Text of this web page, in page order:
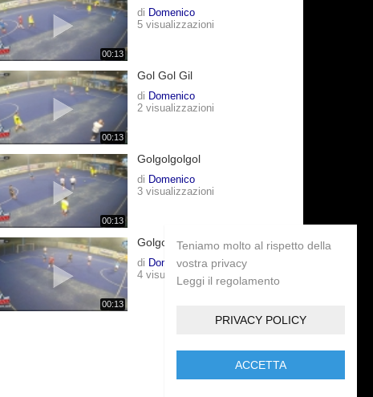
00:13
di Domenico
5 visualizzazioni
00:13
Gol Gol Gil
di Domenico
2 visualizzazioni
00:13
Golgolgolgol
di Domenico
3 visualizzazioni
00:13
Golgolgolgol
di Domenico
4 visualizzazioni
Teniamo molto al rispetto della
vostra privacy
Leggi il regolamento
PRIVACY POLICY
ACCETTA